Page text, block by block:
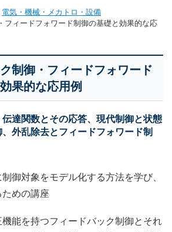
電気・機械・メカトロ・設備
フィードフォワード制御の基礎と効果的な応
制御・フィードフォワード
果的な応用例
達関数とその応答、現代制御と状態
外乱除去とフィードフォワード制
御対象をモデル化する方法を学び、
めの講座
機能を持つフィードバック制御とそれ